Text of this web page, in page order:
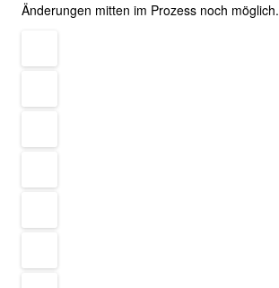
Änderungen mitten im Prozess noch möglich.